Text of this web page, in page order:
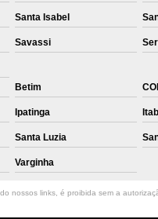
Santa Isabel
Savassi
Betim
Ipatinga
Santa Luzia
Varginha
links, é proibida sem a